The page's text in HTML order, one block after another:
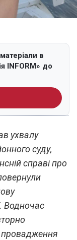
в
INFORM» до
ухвалу
суду,
справі про
Водночас
провадження